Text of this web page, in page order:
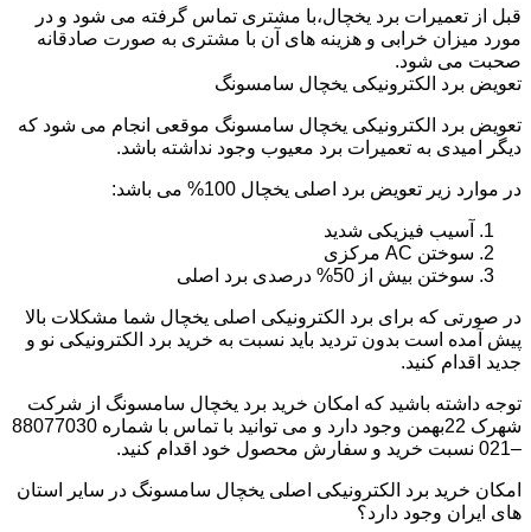
قبل از تعمیرات برد یخچال،با مشتری تماس گرفته می شود و در
مورد میزان خرابی و هزینه های آن با مشتری به صورت صادقانه
صحبت می شود.
تعویض برد الکترونیکی یخچال سامسونگ
تعویض برد الکترونیکی یخچال سامسونگ موقعی انجام می شود که
دیگر امیدی به تعمیرات برد معیوب وجود نداشته باشد.
در موارد زیر تعویض برد اصلی یخچال 100% می باشد:
آسیب فیزیکی شدید
سوختن AC مرکزی
سوختن بیش از 50% درصدی برد اصلی
در صورتی که برای برد الکترونیکی اصلی یخچال شما مشکلات بالا
پیش آمده است بدون تردید باید نسبت به خرید برد الکترونیکی نو و
جدید اقدام کنید.
توجه داشته باشید که امکان خرید برد یخچال سامسونگ از شرکت
شهرک 22بهمن وجود دارد و می توانید با تماس با شماره 88077030
–021 نسبت خرید و سفارش محصول خود اقدام کنید.
امکان خرید برد الکترونیکی اصلی یخچال سامسونگ در سایر استان
های ایران وجود دارد؟